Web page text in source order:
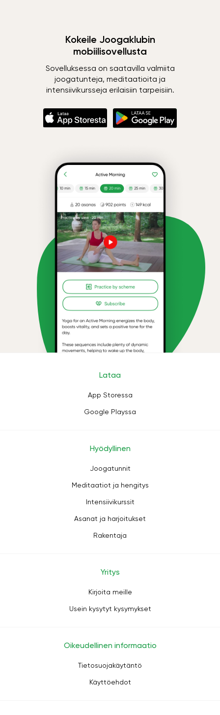
Kokeile Joogaklubin
mobiilisovellusta
Sovelluksessa on saatavilla valmiita
joogatunteja, meditaatioita ja
intensiivikursseja erilaisiin tarpeisiin.
Lataa
App Storessa
Google Playssa
Hyödyllinen
Joogatunnit
Meditaatiot ja hengitys
Intensiivikurssit
Asanat ja harjoitukset
Rakentaja
Yritys
Kirjoita meille
Usein kysytyt kysymykset
Oikeudellinen informaatio
Tietosuojakäytäntö
Käyttöehdot